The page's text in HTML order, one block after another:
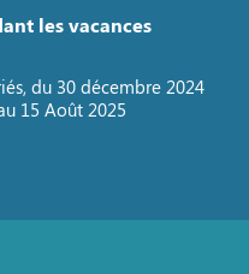
les vacances
du 30 décembre 2024
15 Août 2025